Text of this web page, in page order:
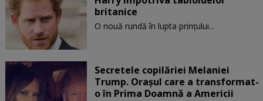
britanice
O nouă rundă în lupta prinţului...
Secretele copilăriei Melaniei
Trump. Orașul care a transformat-
o în Prima Doamnă a Americii